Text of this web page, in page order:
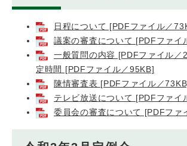
日程について [PDFファイル／
議案の審査について [PDFファイ
一般質問の内容 [PDFファイル／
定時間 [PDFファイル／95KB]
陳情審査表 [PDFファイル／
テレビ放送について [PDFファイ
委員会の審査について [PDFファ